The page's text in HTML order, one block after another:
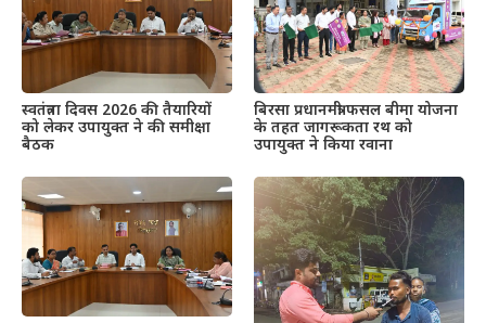
स्वतंत्रता दिवस 2026 की तैयारियों
को लेकर उपायुक्त ने की समीक्षा
बैठक
बिरसा प्रधानमंत्री फसल बीमा योजना
के तहत जागरूकता रथ को
उपायुक्त ने किया रवाना